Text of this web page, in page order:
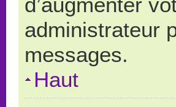
administrateur
messages.
Haut